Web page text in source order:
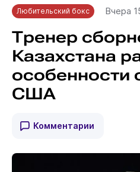
Любительский бокс Вчера
Тренер
Казахстана
особенности
США
Комментарии